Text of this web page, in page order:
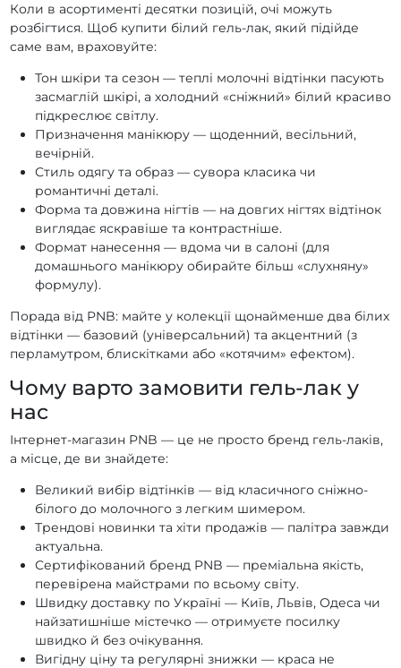
Гель-лаки PNB Hello Florida!
Гель-лаки PNB Happy birthday
Гель-лаки PNB Glamour Cat
Гель-лаки PNB FALL FASHION
Гель-лаки PNB Fairy Tales
Гель-лаки PNB Fairy Night
Гель-лаки PNB Day by Day
Гель-лаки PNB Cool Girl
Гель-лаки PNB Colors of elegance
Гель-лаки PNB Christmas Melody
Гель-лаки PNB Caribbean Сlub
Гель-лаки PNB Butter Yellow
Гель-лаки PNB Big City Life
Гель-лаки PNB 50 Shades of Pink
Гель-лаки PNB 50 Shades of Blue
Коли в асортименті десятки позицій, очі можуть
розбігтися. Щоб купити білий гель-лак, який підійде
саме вам, враховуйте:
Тон шкіри та сезон — теплі молочні відтінки пасують
засмаглій шкірі, а холодний «сніжний» білий красиво
підкреслює світлу.
Призначення манікюру — щоденний, весільний,
вечірній.
Стиль одягу та образ — сувора класика чи
романтичні деталі.
Форма та довжина нігтів — на довгих нігтях відтінок
виглядає яскравіше та контрастніше.
Формат нанесення — вдома чи в салоні (для
домашнього манікюру обирайте більш «слухняну»
формулу).
Порада від PNB: майте у колекції щонайменше два білих
відтінки — базовий (універсальний) та акцентний (з
перламутром, блискітками або «котячим» ефектом).
Чому варто замовити гель-лак у
нас
Інтернет-магазин PNB — це не просто бренд гель-лаків,
а місце, де ви знайдете:
Великий вибір відтінків — від класичного сніжно-
білого до молочного з легким шимером.
Трендові новинки та хіти продажів — палітра завжди
актуальна.
Сертифікований бренд PNB — преміальна якість,
перевірена майстрами по всьому світу.
Швидку доставку по Україні — Київ, Львів, Одеса чи
найзатишніше містечко — отримуєте посилку
швидко й без очікування.
Вигідну ціну та регулярні знижки — краса не